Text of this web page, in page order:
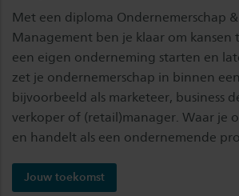
Met een diploma Ondernemerschap
Management ben je klaar om kansen
een eigen onderneming starten en
zet je ondernemerschap in binnen
bijvoorbeeld als marketeer, business
verkoper of (retail)manager. Waar je
en handelt als een ondernemende
Jouw toekomst